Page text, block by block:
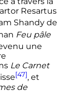
Resartus
Shandy de
Feu pâle
une
Le Carnet
[47], et
de